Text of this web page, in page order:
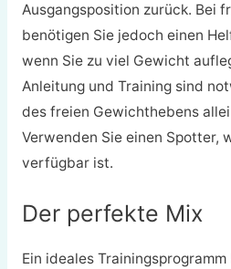
Ausgangsposition zurück. Bei
benötigen Sie jedoch einen
wenn Sie zu viel Gewicht
Anleitung und Training sind
des freien Gewichthebens
Verwenden Sie einen Spotter,
verfügbar ist.
Der perfekte Mix
Ein ideales